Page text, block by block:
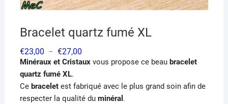
Bracelet quartz fumé XL
€23,00 – €27,00Plage
de
prix :
à
€27,00
Minéraux et Cristauxvous propose ce beau bracelet
quartz fumé XL.
Ce braceletest fabriqué avec le plus grand soin afin de
respecter la qualité du minéral .